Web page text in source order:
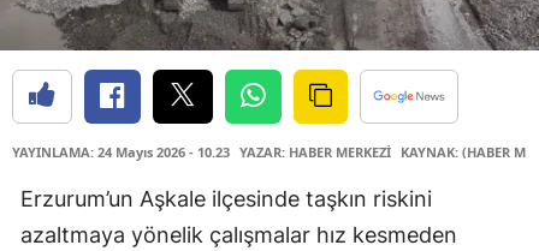
YAYINLAMA: 24 Mayıs 2026 - 10.23 YAZAR: HABER MERKEZİ KAYNAK: (HABER
Erzurum’un Aşkale ilçesinde taşkın riskini
azaltmaya yönelik çalışmalar hız kesmeden